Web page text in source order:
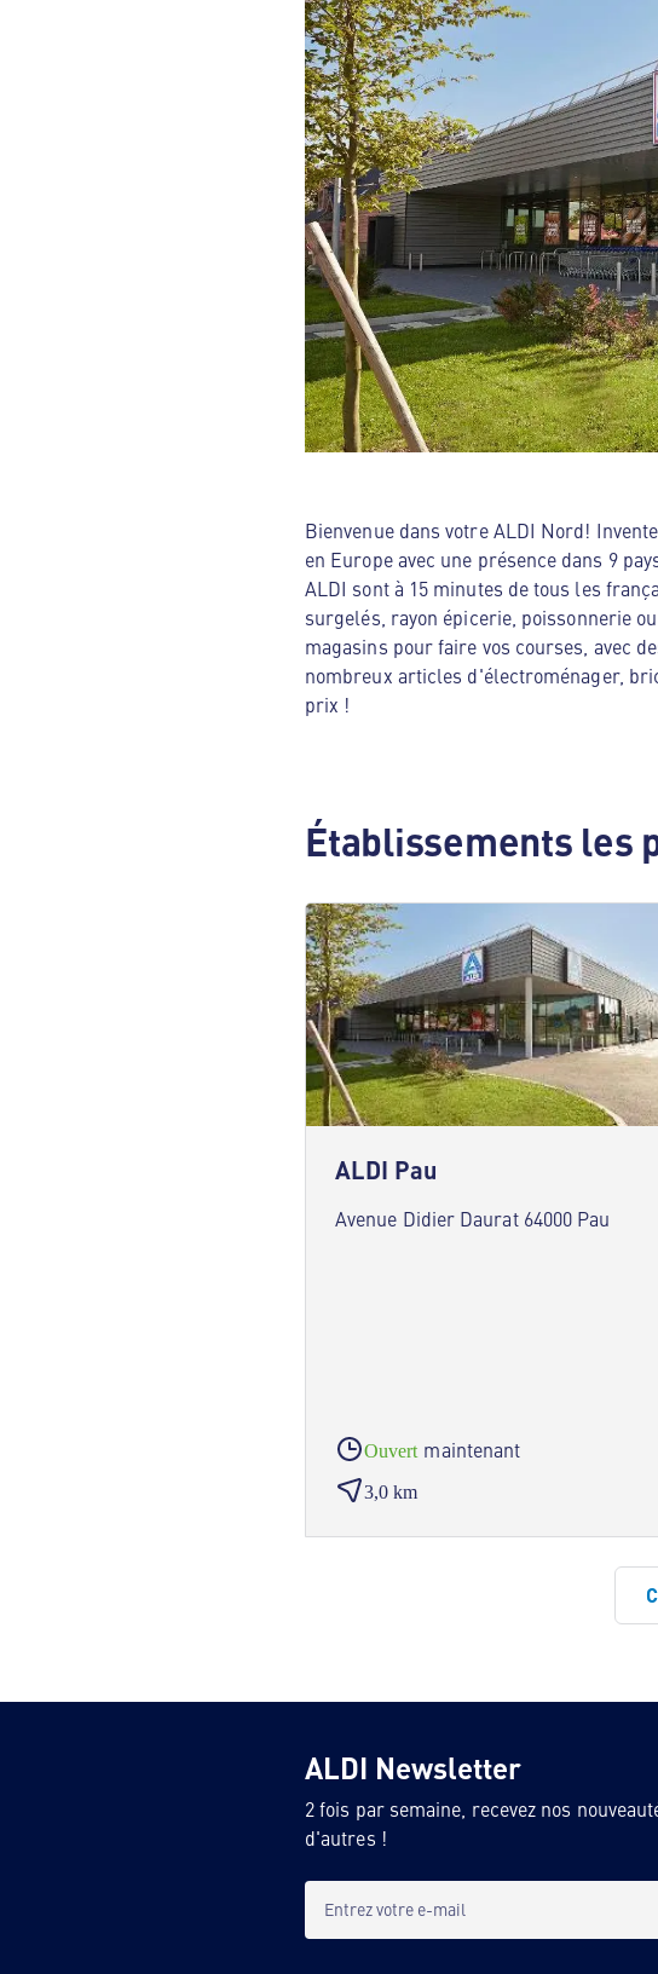
Bienvenue dans votre ALDI Nord!
en Europe avec une présence dans 9
ALDI sont à 15 minutes de tous les
surgelés, rayon épicerie, poissonnerie
magasins pour faire vos courses, avec
nombreux articles d'électroménager,
prix !
Établissements les
ALDI Pau
Avenue Didier Daurat 64000 Pau
Ouvert maintenant
3,0 km
ALDI Newsletter
2 fois par semaine, recevez nos
d'autres !
Entrez votre e-mail